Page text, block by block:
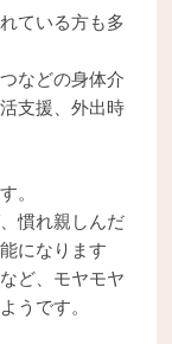
ている方も多
などの身体介
支援、外出時
。
慣れ親しんだ
になります
ど、モヤモヤ
うです。